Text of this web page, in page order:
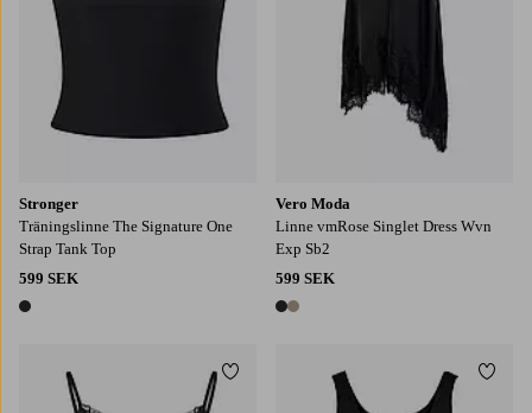
Stronger
Träningslinne The Signature One
Strap Tank Top
599 SEK
1 färg
Vero Moda
Linne vmRose Singlet Dress Wvn
Exp Sb2
599 SEK
2 färger
Lägg till i favoriter